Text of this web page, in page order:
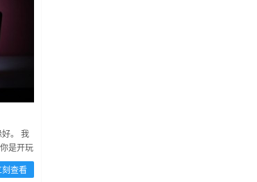
导页
。 我
是开玩
经意
刻查看